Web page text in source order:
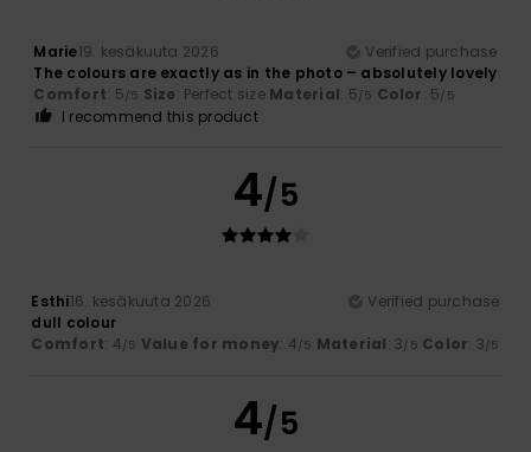
Marie19. kesäkuuta 2026
Verified purchase
The colours are exactly as in the photo – absolutely lovely
Comfort: 5/5 Size: Perfect size Material: 5/5 Color: 5/5
I recommend this product
4/5
Esthi16. kesäkuuta 2026
Verified purchase
dull colour
Comfort: 4/5 Value for money: 4/5 Material: 3/5 Color: 3/5
4/5